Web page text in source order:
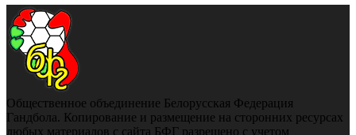
Общественное объединение Белорусская Федерация
Гандбола. Копирование и размещение на сторонних ресурсах
любых материалов с сайта БФГ разрешено с учетом